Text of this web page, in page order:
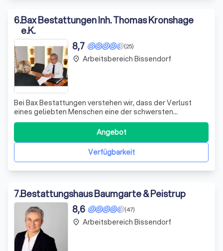
6.Bax Bestattungen Inh. Thomas Kronshage
e.K.
(25)
8,7
Bei Bax Bestattungen verstehen wir, dass der Verlust
eines geliebten Menschen eine der schwersten
Erfahrungen im Leben darstellt. Seit unserer Gründung im
Jahr 1887 haben wir es uns zur Aufgabe gemacht, Ihnen in
diesen schweren Zeiten beizustehen und eine würdevolle,
persönliche Verabschiedung zu er
Verfügbarkeit
Angebot
place Arbeitsbereich Bissendorf
7.Bestattungshaus Baumgarte & Peistrup
(47)
8,6
place Arbeitsbereich Bissendorf